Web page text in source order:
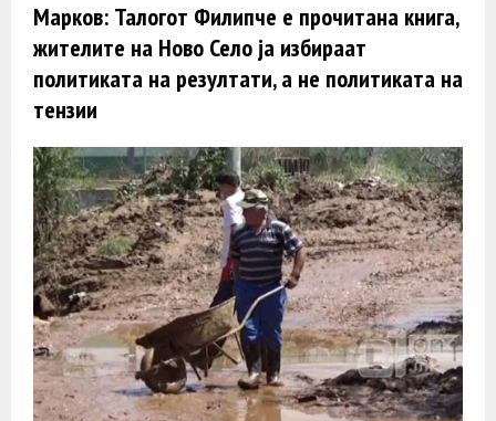
Марков: Талогот Филипче е прочитана книга,
жителите на Ново Село ја избираат
политиката на резултати, а не политиката на
тензии